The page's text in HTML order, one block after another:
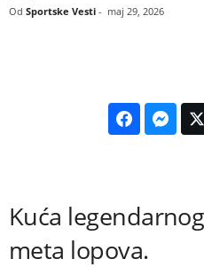
Od Sportske Vesti - maj 29, 2026
Kuća
meta lopova.